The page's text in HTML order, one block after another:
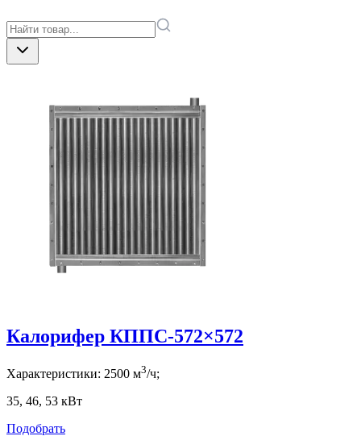
Калорифер КППС-572×572
Характеристики: 2500 м3/ч;
35, 46, 53 кВт
Подобрать